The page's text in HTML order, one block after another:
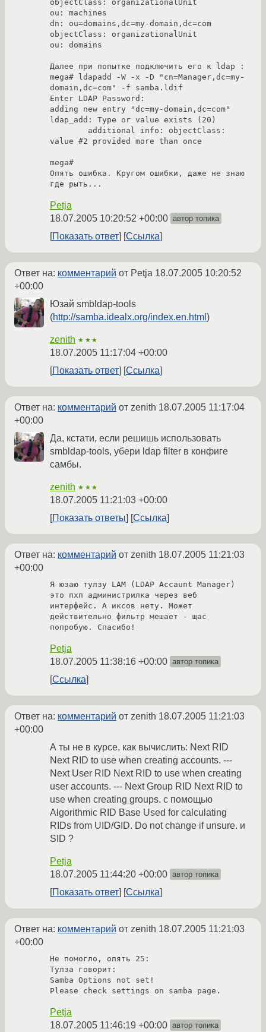
objectClass: organizationalUnit
ou: machines
dn: ou=domains,dc=my-domain,dc=com
objectClass: organizationalUnit
ou: domains
Далее при попытке подключить его к ldap :
mega# ldapadd -W -x -D "cn=Manager,dc=my-
domain,dc=com" -f samba.ldif
Enter LDAP Password:
adding new entry "dc=my-domain,dc=com"
ldap_add: Type or value exists (20)
value #2 provided more than once
mega#
Опять ошибка. Кругом ошибки, даже не знаю
Petja
18.07.2005 10:20:52 +00:00 автор топика
Показать ответ Ссылка
Ответ на: комментарий от Petja 18.07.2005 10:20:52
+00:00
Юзай smbldap-tools
(http://samba.idealx.org/index.en.html )
zenith ★★★
18.07.2005 11:17:04 +00:00
Показать ответ
Ссылка
Ответ на: комментарий от zenith 18.07.2005 11:17:04
+00:00
Да, кстати, если решишь использовать
smbldap-tools, убери ldap filter в конфиге
самбы.
zenith ★★★
18.07.2005 11:21:03 +00:00
Показать ответы
Ссылка
Ответ на: комментарий от zenith 18.07.2005 11:21:03
+00:00
Я юзаю тулзу LAM (LDAP Accaunt Manager)
это пхп администрилка через веб
интерфейс. А иксов нету. Может
действительно фильтр мешает - щас
попробую. Спасибо!
Petja
18.07.2005 11:38:16 +00:00 автор топика
Ссылка
Ответ на: комментарий от zenith 18.07.2005 11:21:03
+00:00
А ты не в курсе, как вычислить: Next RID
Next RID to use when creating accounts. ---
Next User RID Next RID to use when creating
user accounts. --- Next Group RID Next RID to
use when creating groups. с помощью
Algorithmic RID Base Used for calculating
RIDs from UID/GID. Do not change if unsure. и
SID ?
Petja
18.07.2005 11:44:20 +00:00 автор топика
Показать ответ Ссылка
Ответ на: комментарий от zenith 18.07.2005 11:21:03
+00:00
Не помогло, опять 25:
Тулза говорит:
Samba Options not set!
Petja
18.07.2005 11:46:19 +00:00 автор топика